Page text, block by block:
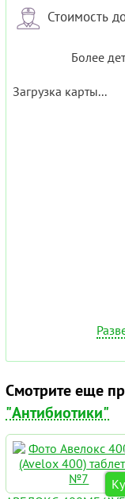
Стоимость
Более
Загрузка карты...
Смотрите еще
"Антибиотики"